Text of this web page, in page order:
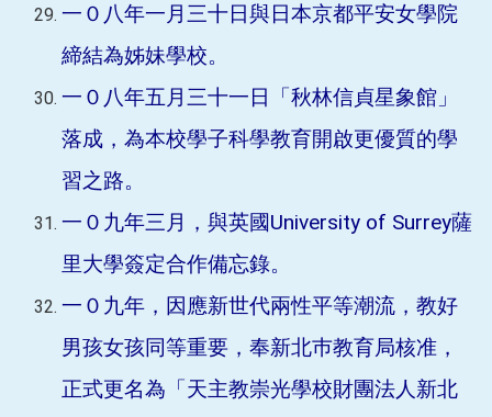
一０八年一月三十日與日本京都平安女學院
締結為姊妹學校。
一０八年五月三十一日「秋林信貞星象館」
落成，為本校學子科學教育開啟更優質的學
習之路。
一０九年三月，與英國University of Surrey薩
里大學簽定合作備忘錄。
一０九年，因應新世代兩性平等潮流，教好
男孩女孩同等重要，奉新北巿教育局核准，
正式更名為「天主教崇光學校財團法人新北